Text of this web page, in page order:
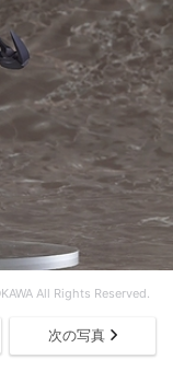
All Rights Reserved.
次の写真